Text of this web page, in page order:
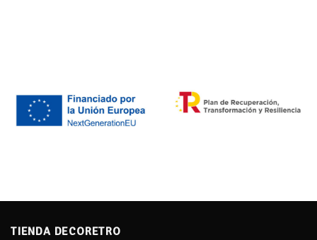
TIENDA DECORETRO